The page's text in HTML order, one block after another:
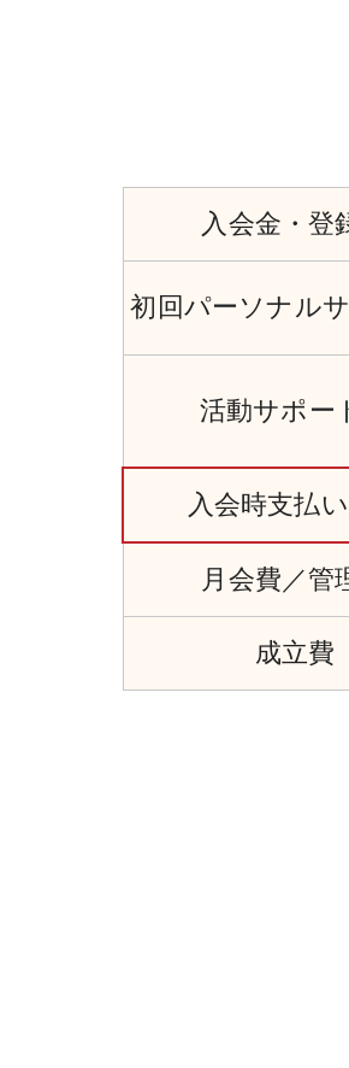
入会金・登
初回パーソナル
活動サポー
入会時支払い
月会費／管
成立費